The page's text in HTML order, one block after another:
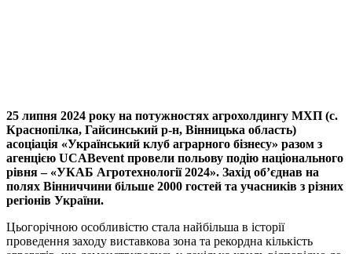
Link
Print
25 липня 2024 року на потужностях агрохолдингу МХП (с.
Краснопілка, Гайсинський р-н, Вінницька область)
асоціація «Український клуб аграрного бізнесу» разом з
агенцією UCABevent провели польову подію національного
рівня – «УКАБ Агротехнології 2024». Захід об’єднав на
полях Вінниччини більше 2000 гостей та учасників з різних
регіонів України.
Цьогорічною особливістю стала найбільша в історії
проведення заходу виставкова зона та рекордна кількість